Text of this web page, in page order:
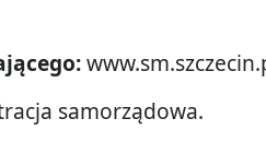
samorządowa.